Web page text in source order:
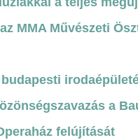
MMA Művészeti
a
felújítását